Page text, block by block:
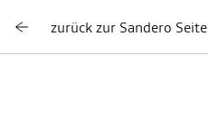
zurück zur Sandero Seite